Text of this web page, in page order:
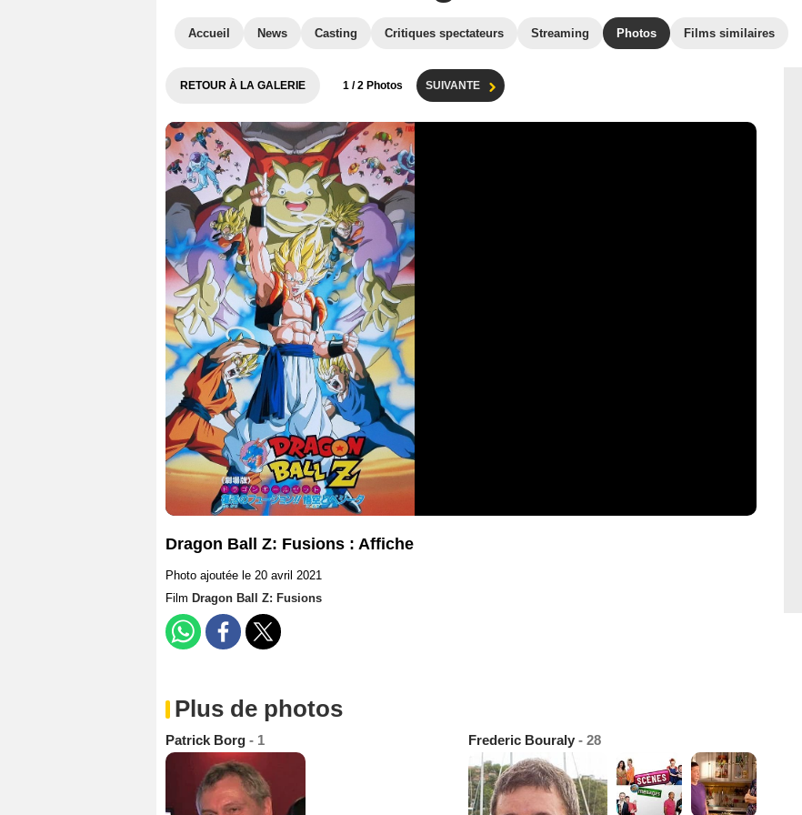
Accueil News Casting Critiques spectateurs Streaming Photos Films similaires
RETOUR À LA GALERIE 1 / 2 Photos SUIVANTE
Dragon Ball Z: Fusions : Affiche
Photo ajoutée le 20 avril 2021
Film Dragon Ball Z: Fusions
Plus de photos
Patrick Borg - 1 Frederic Bouraly - 28